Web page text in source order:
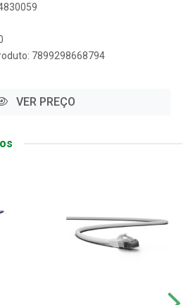
7899298668794
VER PREÇO